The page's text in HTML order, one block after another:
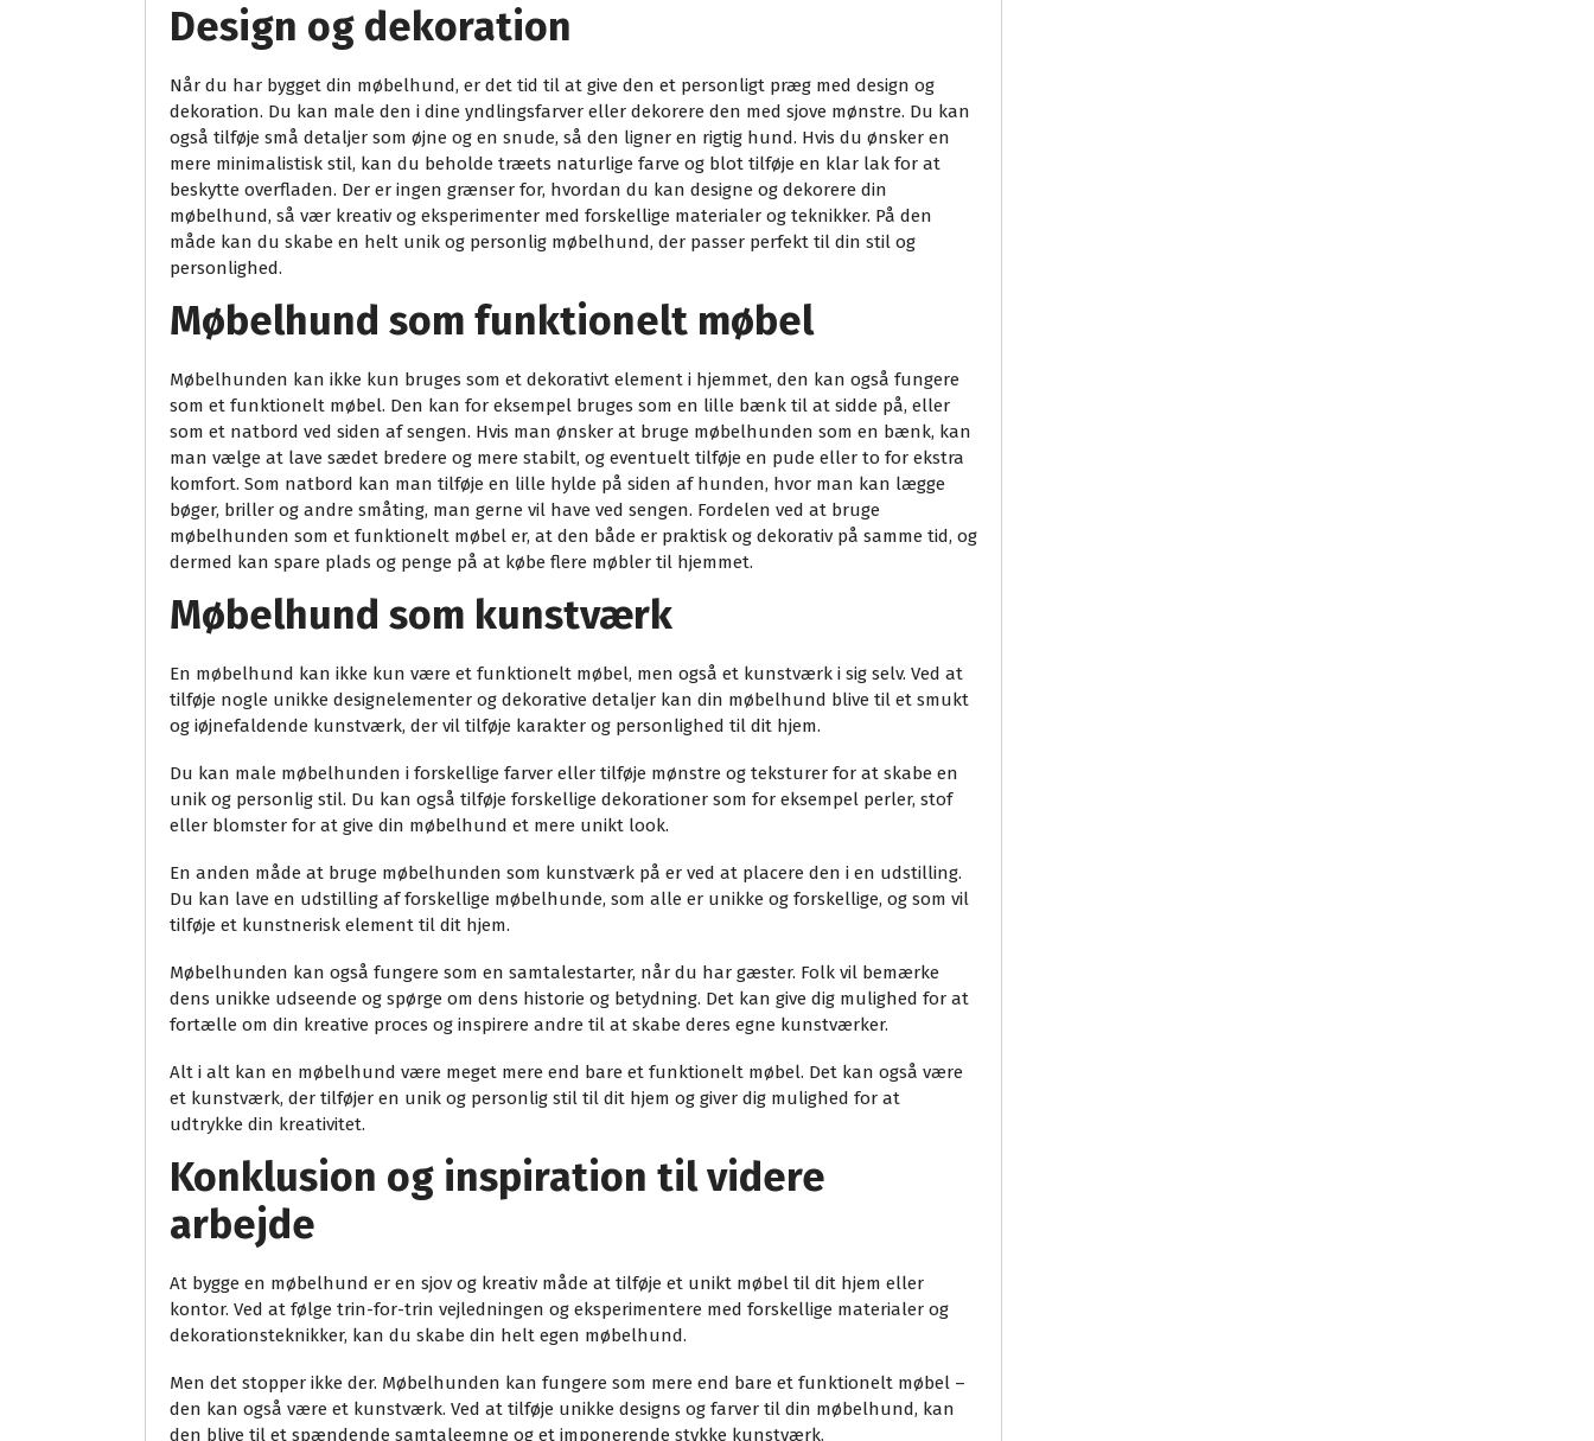
Design og dekoration
Når du har bygget din møbelhund, er det tid til at give den et personligt præg med design og
dekoration. Du kan male den i dine yndlingsfarver eller dekorere den med sjove mønstre. Du kan
også tilføje små detaljer som øjne og en snude, så den ligner en rigtig hund. Hvis du ønsker en
mere minimalistisk stil, kan du beholde træets naturlige farve og blot tilføje en klar lak for at
beskytte overfladen. Der er ingen grænser for, hvordan du kan designe og dekorere din
møbelhund, så vær kreativ og eksperimenter med forskellige materialer og teknikker. På den
måde kan du skabe en helt unik og personlig møbelhund, der passer perfekt til din stil og
personlighed.
Møbelhund som funktionelt møbel
Møbelhunden kan ikke kun bruges som et dekorativt element i hjemmet, den kan også fungere
som et funktionelt møbel. Den kan for eksempel bruges som en lille bænk til at sidde på, eller
som et natbord ved siden af sengen. Hvis man ønsker at bruge møbelhunden som en bænk, kan
man vælge at lave sædet bredere og mere stabilt, og eventuelt tilføje en pude eller to for ekstra
komfort. Som natbord kan man tilføje en lille hylde på siden af hunden, hvor man kan lægge
bøger, briller og andre småting, man gerne vil have ved sengen. Fordelen ved at bruge
møbelhunden som et funktionelt møbel er, at den både er praktisk og dekorativ på samme tid, og
dermed kan spare plads og penge på at købe flere møbler til hjemmet.
Møbelhund som kunstværk
En møbelhund kan ikke kun være et funktionelt møbel, men også et kunstværk i sig selv. Ved at
tilføje nogle unikke designelementer og dekorative detaljer kan din møbelhund blive til et smukt
og iøjnefaldende kunstværk, der vil tilføje karakter og personlighed til dit hjem.
Du kan male møbelhunden i forskellige farver eller tilføje mønstre og teksturer for at skabe en
unik og personlig stil. Du kan også tilføje forskellige dekorationer som for eksempel perler, stof
eller blomster for at give din møbelhund et mere unikt look.
En anden måde at bruge møbelhunden som kunstværk på er ved at placere den i en udstilling.
Du kan lave en udstilling af forskellige møbelhunde, som alle er unikke og forskellige, og som vil
tilføje et kunstnerisk element til dit hjem.
Møbelhunden kan også fungere som en samtalestarter, når du har gæster. Folk vil bemærke
dens unikke udseende og spørge om dens historie og betydning. Det kan give dig mulighed for at
fortælle om din kreative proces og inspirere andre til at skabe deres egne kunstværker.
Alt i alt kan en møbelhund være meget mere end bare et funktionelt møbel. Det kan også være
et kunstværk, der tilføjer en unik og personlig stil til dit hjem og giver dig mulighed for at
udtrykke din kreativitet.
Konklusion og inspiration til videre
arbejde
At bygge en møbelhund er en sjov og kreativ måde at tilføje et unikt møbel til dit hjem eller
kontor. Ved at følge trin-for-trin vejledningen og eksperimentere med forskellige materialer og
dekorationsteknikker, kan du skabe din helt egen møbelhund.
Men det stopper ikke der. Møbelhunden kan fungere som mere end bare et funktionelt møbel –
den kan også være et kunstværk. Ved at tilføje unikke designs og farver til din møbelhund, kan
den blive til et spændende samtaleemne og et imponerende stykke kunstværk.